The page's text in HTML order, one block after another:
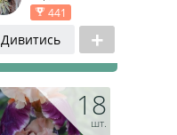
441
Дивитись
18
шт.